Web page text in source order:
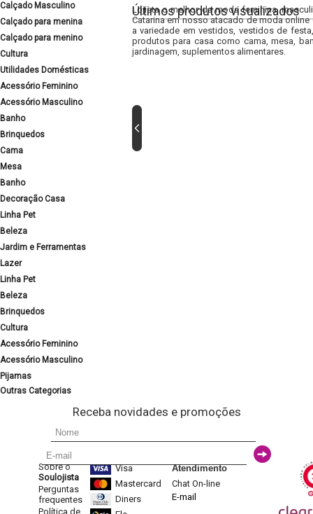
Calçado Masculino
Calçado para menina
Calçado para menino
Cultura
Utilidades Domésticas
Acessório Feminino
Acessório Masculino
Banho
Brinquedos
Cama
Mesa
Banho
Decoração Casa
Linha Pet
Beleza
Jardim e Ferramentas
Lazer
Linha Pet
Beleza
Brinquedos
Cultura
Acessório Feminino
Acessório Masculino
Pijamas
Outras Categorias
Últimos produtos visualizados
Lojista o melhor da moda feminina,
Catarina em nosso atacado de moda
a variedade em vestidos, vestidos de
produtos para casa como cama, mesa,
jardinagem, suplementos alimentares.
Receba novidades e promoções
Sobre o
Soulojista
Perguntas
frequentes
Política de
Visa
Mastercard
Diners
Atendimento
Chat On-line
E-mail